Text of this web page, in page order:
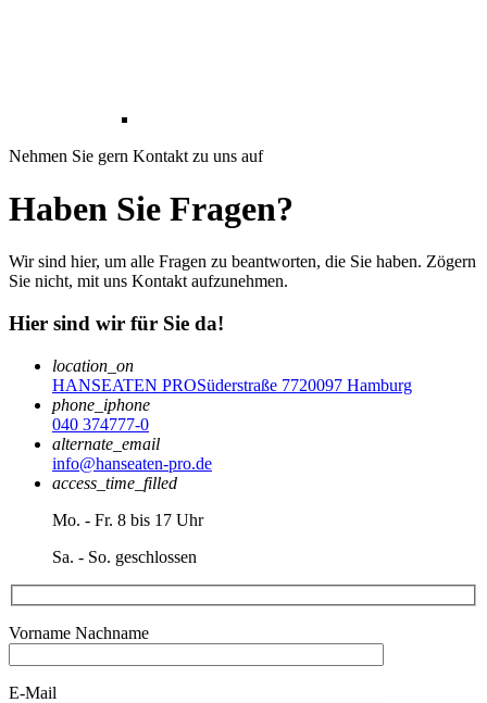
Nehmen Sie gern Kontakt zu uns auf
Haben Sie Fragen?
Wir sind hier, um alle Fragen zu beantworten, die Sie haben. Zögern
Sie nicht, mit uns Kontakt aufzunehmen.
Hier sind wir für Sie da!
location_on
HANSEATEN PROSüderstraße 7720097 Hamburg
phone_iphone
040 374777-0
alternate_email
info@hanseaten-pro.de
access_time_filled
Mo. - Fr. 8 bis 17 Uhr
Sa. - So. geschlossen
Vorname Nachname
E-Mail